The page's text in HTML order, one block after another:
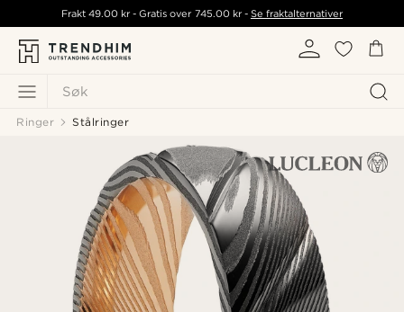
Søk
Frakt49.00 kr - Gratis over 745.00 kr- Se fraktalternativer
Ringer Stålringer